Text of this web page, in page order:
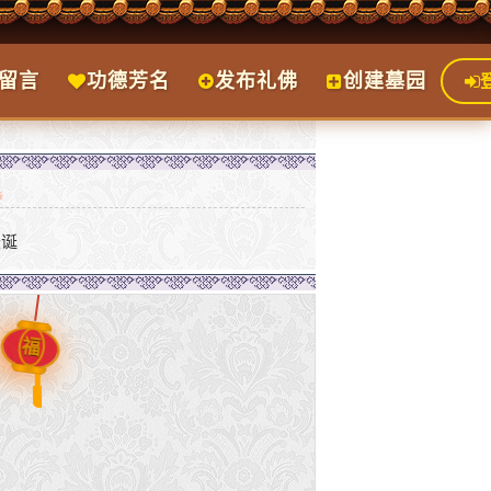
言 功德芳名 发布礼佛 创建墓园
福